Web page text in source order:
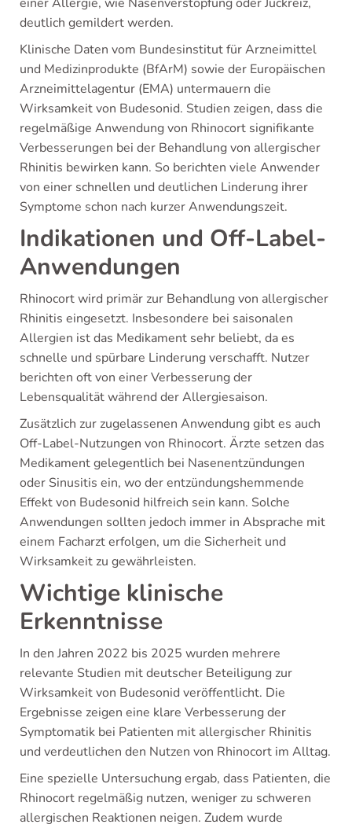
deutlich gemildert werden.
Klinische Daten vom Bundesinstitut für Arzneimittel
und Medizinprodukte (BfArM) sowie der Europäischen
Arzneimittelagentur (EMA) untermauern die
Wirksamkeit von Budesonid. Studien zeigen, dass die
regelmäßige Anwendung von Rhinocort signifikante
Verbesserungen bei der Behandlung von allergischer
Rhinitis bewirken kann. So berichten viele Anwender
von einer schnellen und deutlichen Linderung ihrer
Symptome schon nach kurzer Anwendungszeit.
Indikationen und Off-Label-
Anwendungen
Rhinocort wird primär zur Behandlung von allergischer
Rhinitis eingesetzt. Insbesondere bei saisonalen
Allergien ist das Medikament sehr beliebt, da es
schnelle und spürbare Linderung verschafft. Nutzer
berichten oft von einer Verbesserung der
Lebensqualität während der Allergiesaison.
Zusätzlich zur zugelassenen Anwendung gibt es auch
Off-Label-Nutzungen von Rhinocort. Ärzte setzen das
Medikament gelegentlich bei Nasenentzündungen
oder Sinusitis ein, wo der entzündungshemmende
Effekt von Budesonid hilfreich sein kann. Solche
Anwendungen sollten jedoch immer in Absprache mit
einem Facharzt erfolgen, um die Sicherheit und
Wirksamkeit zu gewährleisten.
Wichtige klinische
Erkenntnisse
In den Jahren 2022 bis 2025 wurden mehrere
relevante Studien mit deutscher Beteiligung zur
Wirksamkeit von Budesonid veröffentlicht. Die
Ergebnisse zeigen eine klare Verbesserung der
Symptomatik bei Patienten mit allergischer Rhinitis
und verdeutlichen den Nutzen von Rhinocort im Alltag.
Eine spezielle Untersuchung ergab, dass Patienten, die
Rhinocort regelmäßig nutzen, weniger zu schweren
allergischen Reaktionen neigen. Zudem wurde